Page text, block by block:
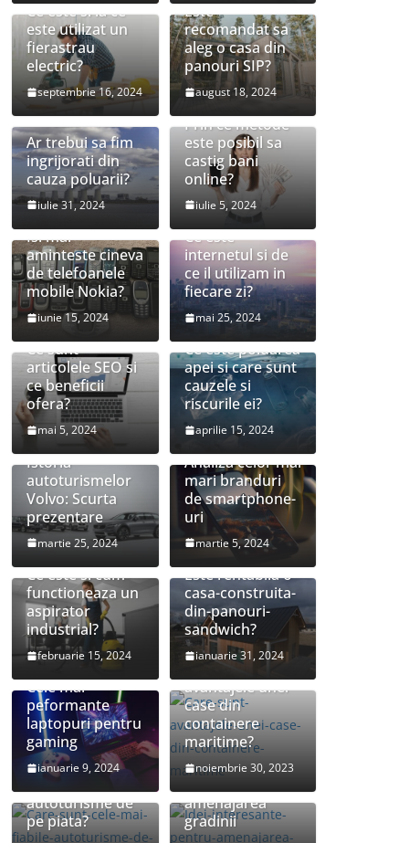
Ce este si la ce
este utilizat un
fierastrau
electric?
septembrie 16, 2024
Este
recomandat sa
aleg o casa din
panouri SIP?
august 18, 2024
Ar trebui sa fim
ingrijorati din
cauza poluarii?
iulie 31, 2024
Prin ce metode
este posibil sa
castig bani
online?
iulie 5, 2024
Isi mai
aminteste cineva
de telefoanele
mobile Nokia?
iunie 15, 2024
Ce este
internetul si de
ce il utilizam in
fiecare zi?
mai 25, 2024
Ce sunt
articolele SEO si
ce beneficii
ofera?
mai 5, 2024
Ce este poluarea
apei si care sunt
cauzele si
riscurile ei?
aprilie 15, 2024
Istoria
autoturismelor
Volvo: Scurta
prezentare
martie 25, 2024
Analiza celor mai
mari branduri
de smartphone-
uri
martie 5, 2024
Ce este si cum
functioneaza un
aspirator
industrial?
februarie 15, 2024
Este rentabila o
casa-construita-
din-panouri-
sandwich?
ianuarie 31, 2024
Cele mai
peformante
laptopuri pentru
gaming
ianuarie 9, 2024
Care sunt
avantajele unei
case din
containere
maritime?
noiembrie 30, 2023
Care sunt cele
autoturisme de
pe piata?
Idei interesante
amenajarea
gradinii